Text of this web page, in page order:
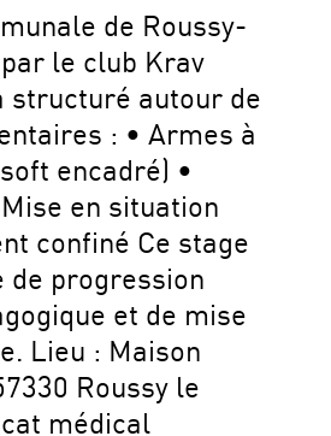
de Roussy-
le club Krav
structuré autour de
: • Armes à
encadré) •
en situation
confiné Ce stage
de progression
et de mise
Lieu : Maison
Roussy le
médical